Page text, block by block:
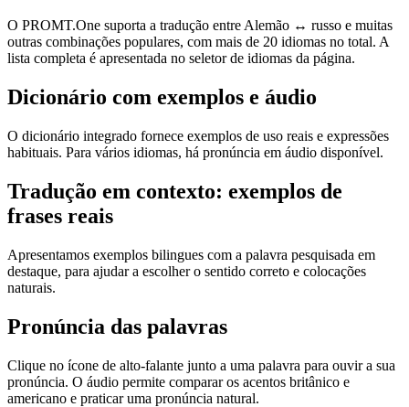
O PROMT.One suporta a tradução entre Alemão ↔ russo e muitas
outras combinações populares, com mais de 20 idiomas no total. A
lista completa é apresentada no seletor de idiomas da página.
Dicionário com exemplos e áudio
O dicionário integrado fornece exemplos de uso reais e expressões
habituais. Para vários idiomas, há pronúncia em áudio disponível.
Tradução em contexto: exemplos de
frases reais
Apresentamos exemplos bilingues com a palavra pesquisada em
destaque, para ajudar a escolher o sentido correto e colocações
naturais.
Pronúncia das palavras
Clique no ícone de alto-falante junto a uma palavra para ouvir a sua
pronúncia. O áudio permite comparar os acentos britânico e
americano e praticar uma pronúncia natural.